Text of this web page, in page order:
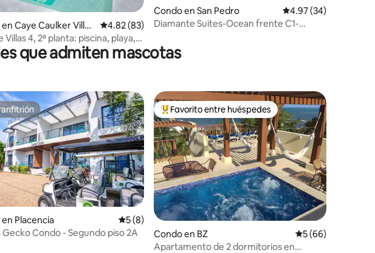
4.98 de 5, 46 reseñas
Caye Caulker Villag
Calificación promedio: 4.82 de 5, 83 reseñas
4.82 (83)
Villas 4, 2ª planta: piscina, playa,
Condo en San Pedro Calificación
4.97 (34)
Diamante Suites-Ocean frente C1-
que admiten mascotas
5 de 5, 17 reseñas
Placencia Calificación promedio: 5 de 5, 8 reseñas
5 (8)
Gecko Condo - Segundo piso 2A
Favorito entre huéspedes preferido
Favorito entre huéspedes
Condo en BZ Calificación
5 (66)
Apartamento de 2 dormitorios en